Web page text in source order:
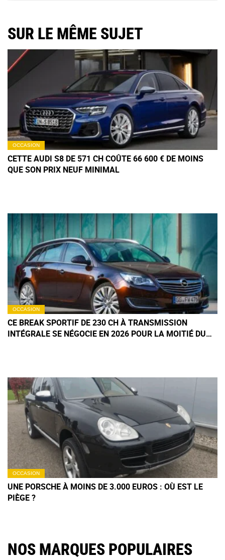
SUR LE MÊME SUJET
OCCASION
CETTE AUDI S8 DE 571 CH COÛTE 66 600 € DE MOINS
QUE SON PRIX NEUF MINIMAL
OCCASION
CE BREAK SPORTIF DE 230 CH À TRANSMISSION
INTÉGRALE SE NÉGOCIE EN 2026 POUR LA MOITIÉ DU
OCCASION
UNE PORSCHE À MOINS DE 3.000 EUROS : OÙ EST LE
PIÈGE ?
NOS MARQUES POPULAIRES